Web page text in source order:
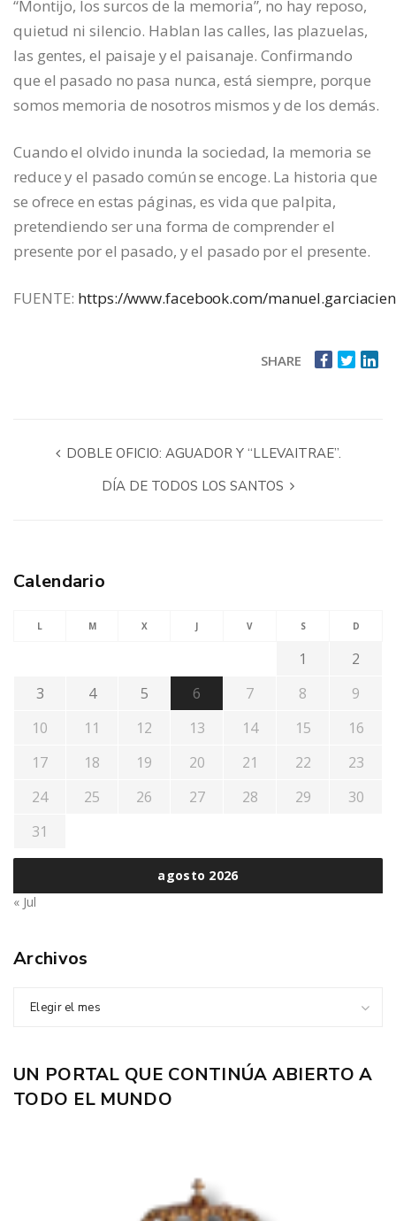
“Montijo, los surcos de la memoria”, no hay reposo,
quietud ni silencio. Hablan las calles, las plazuelas,
las gentes, el paisaje y el paisanaje. Confirmando
que el pasado no pasa nunca, está siempre, porque
somos memoria de nosotros mismos y de los demás.
Cuando el olvido inunda la sociedad, la memoria se
reduce y el pasado común se encoge. La historia que
se ofrece en estas páginas, es vida que palpita,
pretendiendo ser una forma de comprender el
presente por el pasado, y el pasado por el presente.
FUENTE: https://www.facebook.com/
SHARE
DOBLE OFICIO: AGUADOR Y “LLEVAITRAE”.
DÍA DE TODOS LOS SANTOS
Calendario
agosto 2026
L M X J V S D
1
2
3
4 5 6 7 8
9
10
11 12 13 14 15
16
17
18 19 20 21 22
23
24
25 26 27 28 29
30
31
« Jul
Archivos
Elegir el mes
UN PORTAL QUE CONTINÚA ABIERTO A
TODO EL MUNDO